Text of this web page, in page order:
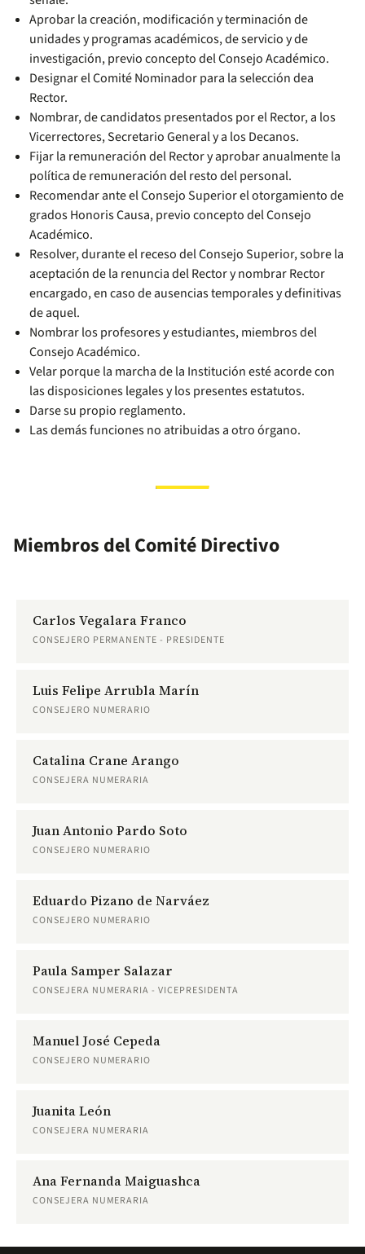
Aprobar la creación, modificación y terminación de
unidades y programas académicos, de servicio y de
investigación, previo concepto del Consejo Académico.
Designar el Comité Nominador para la selección dea
Rector.
Nombrar, de candidatos presentados por el Rector, a los
Vicerrectores, Secretario General y a los Decanos.
Fijar la remuneración del Rector y aprobar anualmente la
política de remuneración del resto del personal.
Recomendar ante el Consejo Superior el otorgamiento de
grados Honoris Causa, previo concepto del Consejo
Académico.
Resolver, durante el receso del Consejo Superior, sobre la
aceptación de la renuncia del Rector y nombrar Rector
encargado, en caso de ausencias temporales y definitivas
de aquel.
Nombrar los profesores y estudiantes, miembros del
Consejo Académico.
Velar porque la marcha de la Institución esté acorde con
las disposiciones legales y los presentes estatutos.
Darse su propio reglamento.
Las demás funciones no atribuidas a otro órgano.
Miembros del Comité Directivo
Carlos Vegalara Franco
CONSEJERO PERMANENTE - PRESIDENTE
Luis Felipe Arrubla Marín
CONSEJERO NUMERARIO
Catalina Crane Arango
CONSEJERA NUMERARIA
Juan Antonio Pardo Soto
CONSEJERO NUMERARIO
Eduardo Pizano de Narváez
CONSEJERO NUMERARIO
Paula Samper Salazar
CONSEJERA NUMERARIA - VICEPRESIDENTA
Manuel José Cepeda
CONSEJERO NUMERARIO
Juanita León
CONSEJERA NUMERARIA
Ana Fernanda Maiguashca
CONSEJERA NUMERARIA